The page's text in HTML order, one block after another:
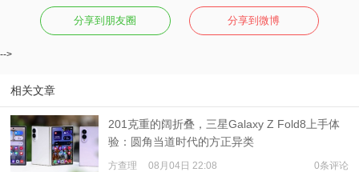
分享到朋友圈 分享到微博
-->
相关文章
201克重的阔折叠，三星Galaxy Z Fold8上手体
验：圆角当道时代的方正异类
方查理 08月04日 22:08 0条评论